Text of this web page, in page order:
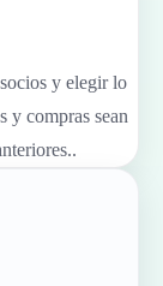
y elegir lo
y compras sean